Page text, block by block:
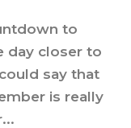
to
day closer to
say that
is really